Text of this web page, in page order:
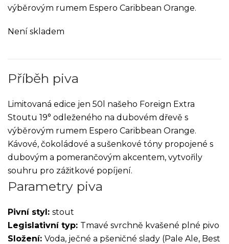
výběrovým rumem Espero Caribbean Orange.
Není skladem
Příběh piva
Limitovaná edice jen 50l našeho Foreign Extra
Stoutu 19° odleženého na dubovém dřevě s
výběrovým rumem Espero Caribbean Orange.
Kávové, čokoládové a sušenkové tóny propojené s
dubovým a pomerančovým akcentem, vytvořily
souhru pro zážitkové popíjení.
Parametry piva
Pivní styl: stout
Legislativní typ: Tmavé svrchně kvašené plné pivo
Složení: Voda, ječné a pšeničné slady (Pale Ale, Best